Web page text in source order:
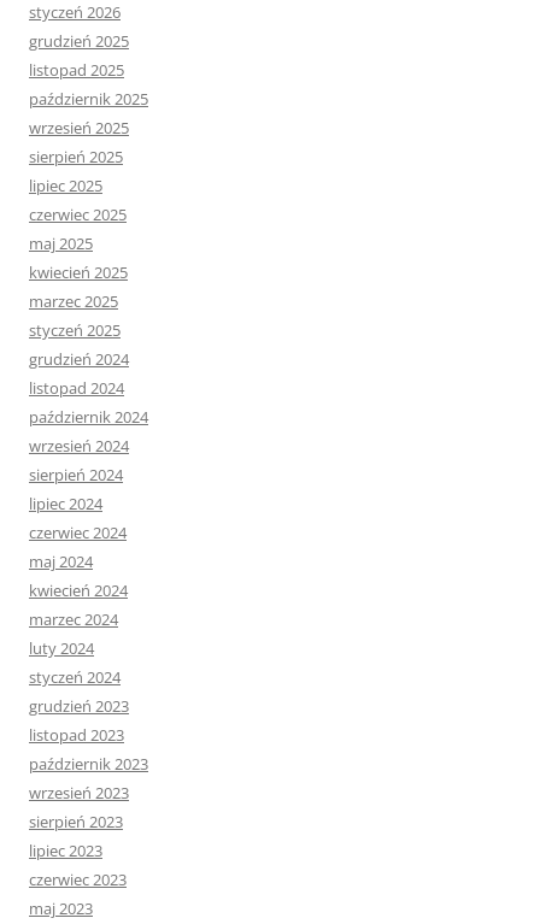
styczeń 2026
grudzień 2025
listopad 2025
październik 2025
wrzesień 2025
sierpień 2025
lipiec 2025
czerwiec 2025
maj 2025
kwiecień 2025
marzec 2025
styczeń 2025
grudzień 2024
listopad 2024
październik 2024
wrzesień 2024
sierpień 2024
lipiec 2024
czerwiec 2024
maj 2024
kwiecień 2024
marzec 2024
luty 2024
styczeń 2024
grudzień 2023
listopad 2023
październik 2023
wrzesień 2023
sierpień 2023
lipiec 2023
czerwiec 2023
maj 2023